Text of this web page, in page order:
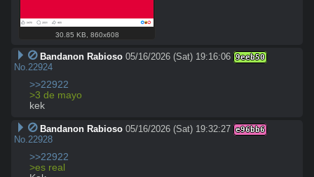
30.85 KB 860x608
Bandanon Rabioso 05/16/2026 (Sat) 19:16:06 9eeb50
No. 22924
>>22922
>3 de mayo
kek
Bandanon Rabioso 05/16/2026 (Sat) 19:32:27 e96bb6
No. 22928
>>22922
>es real